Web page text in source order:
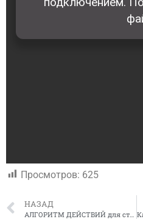
Просмотров: 625
НАЗАД